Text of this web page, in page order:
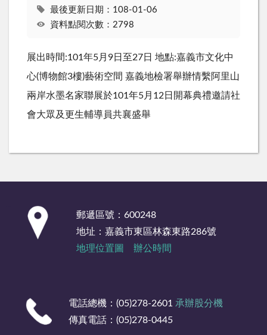
最後更新日期：108-01-06
資料點閱次數：2798
展出時間:101年5月9日至27日 地點:嘉義市文化中
心(博物館3樓)藝術空間 嘉義地檢署舉辦情繫阿里山
兩岸水墨名家聯展於101年5月12日開幕典禮邀請社
會大眾及更生輔導員共襄盛舉
郵遞區號：600248
地址：嘉義市東區林森東路286號
地理位置圖
辦公時間
電話總機：(05)278-2601 承辦股分機
傳真電話：(05)278-0445